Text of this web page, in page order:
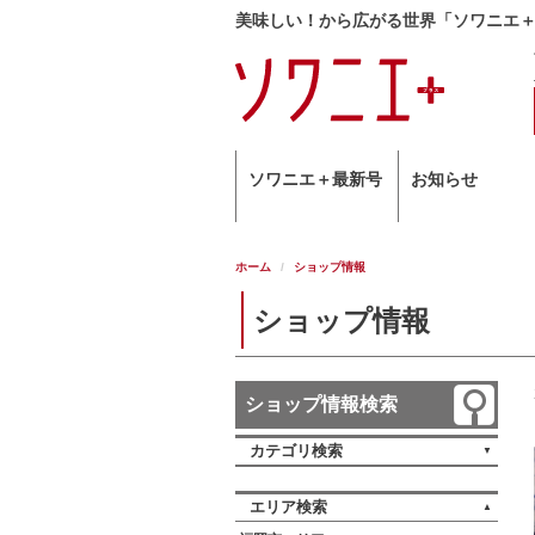
美味しい！から広がる世界「ソワニエ
ソワニエ＋最新号 お知らせ
ホーム ショップ情報
ショップ情報
ショップ情報検索
カテゴリ検索
エリア検索